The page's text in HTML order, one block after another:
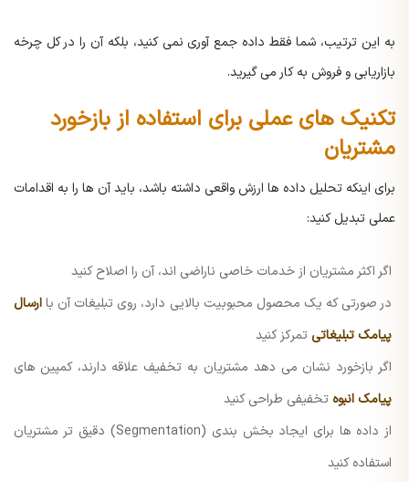
به این ترتیب، شما فقط داده جمع آوری نمی کنید، بلکه آن را در کل چرخه
بازاریابی و فروش به کار می گیرید.
تکنیک های عملی برای استفاده از بازخورد
مشتریان
برای اینکه تحلیل داده ها ارزش واقعی داشته باشد، باید آن ها را به اقدامات
عملی تبدیل کنید:
اگر اکثر مشتریان از خدمات خاصی ناراضی اند، آن را اصلاح کنید
در صورتی که یک محصول محبوبیت بالایی دارد، روی تبلیغات آن باارسال
پیامک تبلیغاتیتمرکز کنید
اگر بازخورد نشان می دهد مشتریان به تخفیف علاقه دارند، کمپین های
پیامک انبوهتخفیفی طراحی کنید
از داده ها برای ایجاد بخش بندی (Segmentation) دقیق تر مشتریان
استفاده کنید